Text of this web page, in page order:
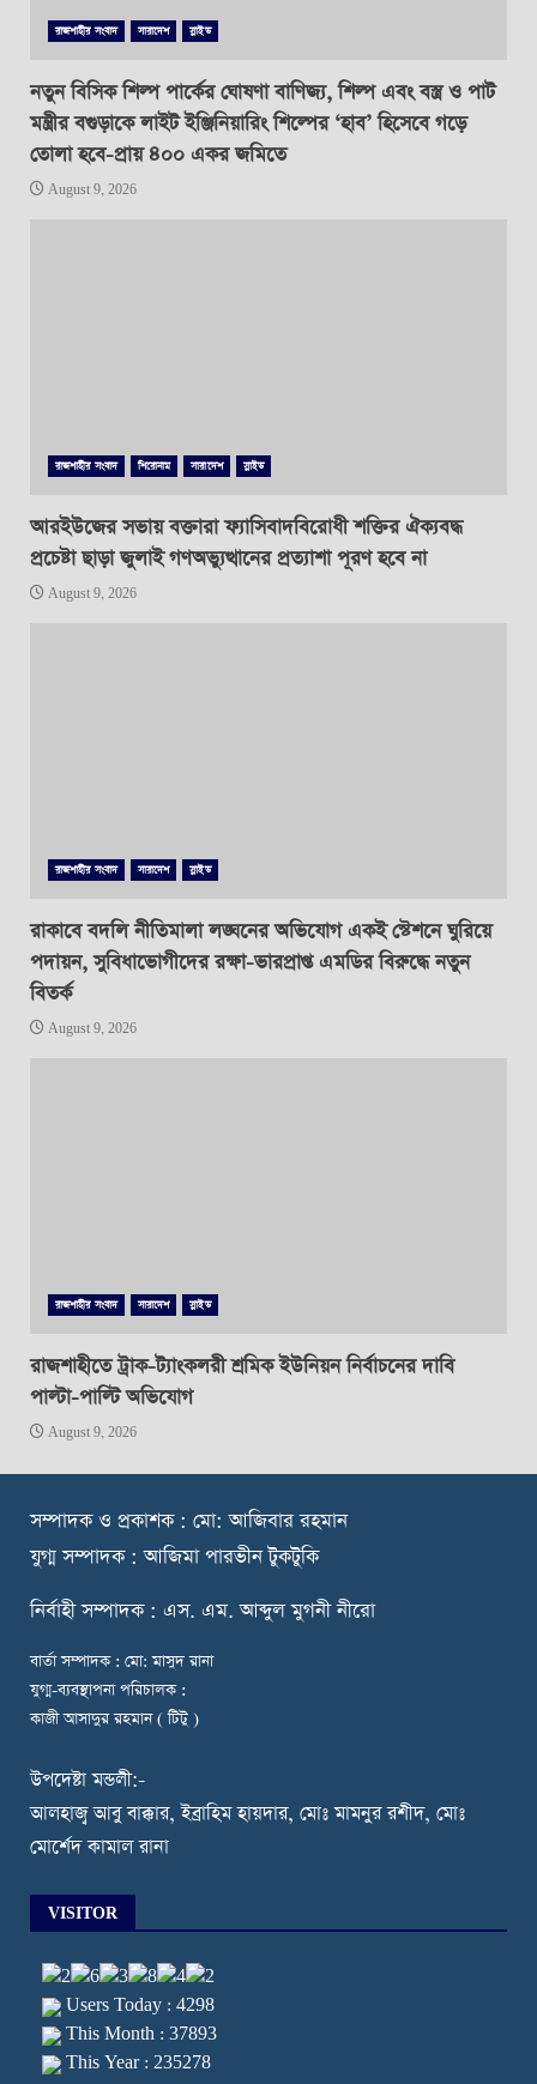
রাজশাহীর সংবাদ সারাদেশ স্লাইড
নতুন বিসিক শিল্প পার্কের ঘোষণা বাণিজ্য, শিল্প এবং বস্ত্র ও পাট
মন্ত্রীর বগুড়াকে লাইট ইঞ্জিনিয়ারিং শিল্পের ‘হাব’ হিসেবে গড়ে
তোলা হবে-প্রায় ৪০০ একর জমিতে
August 9, 2026
রাজশাহীর সংবাদ শিরোনাম সারাদেশ স্লাইড
আরইউজের সভায় বক্তারা ফ্যাসিবাদবিরোধী শক্তির ঐক্যবদ্ধ
প্রচেষ্টা ছাড়া জুলাই গণঅভ্যুত্থানের প্রত্যাশা পূরণ হবে না
August 9, 2026
রাজশাহীর সংবাদ সারাদেশ স্লাইড
রাকাবে বদলি নীতিমালা লঙ্ঘনের অভিযোগ একই স্টেশনে ঘুরিয়ে
পদায়ন, সুবিধাভোগীদের রক্ষা-ভারপ্রাপ্ত এমডির বিরুদ্ধে নতুন
বিতর্ক
August 9, 2026
রাজশাহীর সংবাদ সারাদেশ স্লাইড
রাজশাহীতে ট্রাক-ট্যাংকলরী শ্রমিক ইউনিয়ন নির্বাচনের দাবি
পাল্টা-পাল্টি অভিযোগ
August 9, 2026
সম্পাদক ও প্রকাশক : মো: আজিবার রহমান
যুগ্ম সম্পাদক : আজিমা পারভীন টুকটুকি
নির্বাহী সম্পাদক : এস. এম. আব্দুল মুগনী নীরো
বার্তা সম্পাদক : মো: মাসুদ রানা
যুগ্ম-ব্যবস্থাপনা পরিচালক :
কাজী আসাদুর রহমান ( টিটু )
উপদেষ্টা মন্ডলী:-
আলহাজ্ব আবু বাক্কার, ইব্রাহিম হায়দার, মোঃ মামনুর রশীদ, মোঃ
মোর্শেদ কামাল রানা
VISITOR
Users Today : 4298
This Month : 37893
This Year : 235278